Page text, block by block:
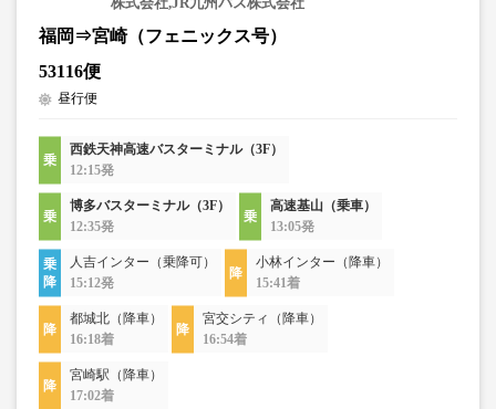
福岡⇒宮崎（フェニックス号）
53116便
昼行便
西鉄天神高速バスターミナル（3F）
12:15発
博多バスターミナル（3F）
12:35発
高速基山（乗車）
13:05発
人吉インター（乗降可）
15:12発
小林インター（降車）
15:41着
都城北（降車）
16:18着
宮交シティ（降車）
16:54着
宮崎駅（降車）
17:02着